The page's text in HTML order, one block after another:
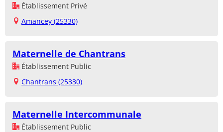
Établissement Privé
Amancey (25330)
Maternelle de Chantrans
Établissement Public
Chantrans (25330)
Maternelle Intercommunale
Établissement Public